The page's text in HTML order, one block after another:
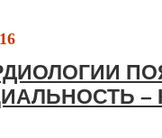
–